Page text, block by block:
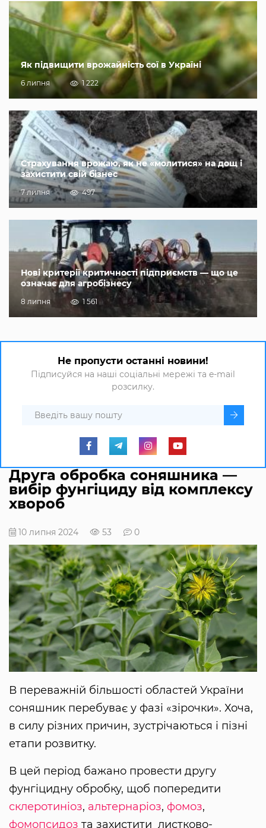
Як підвищити врожайність сої в Україні
6 липня 1 222
Страхування врожаю, як не «молитися» на дощ і
захистити свій бізнес
7 липня 497
Нові критерії критичності підприємств — що це
означає для агробізнесу
8 липня 1 561
Не пропусти останні новини!
Підписуйся на наші соціальні мережі та e-mail
розсилку.
Друга обробка соняшника —
вибір фунгіциду від комплексу
хвороб
10 липня 2024 53 0
В переважній більшості областей України
соняшник перебуває у фазі «зірочки». Хоча,
в силу різних причин, зустрічаються і пізні
етапи розвитку.
В цей період бажано провести другу
фунгіцидну обробку, щоб попередити
склеротиніоз, альтернаріоз, фомоз,
фомопсидоз та захистити листково-